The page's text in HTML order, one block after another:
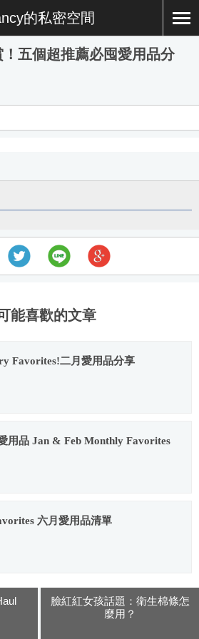
的私密空間
五個超推薦必囤愛用品分
能喜歡的文章
Favorites!二月愛用品分享
用品 Jan & Feb Monthly Favorites
六月愛用品清單
臉紅紅女孩話題：衛生棉條怎
麼用？